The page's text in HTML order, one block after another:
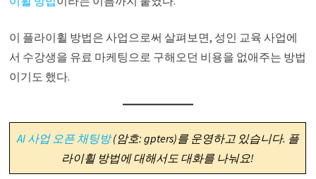
이 플라이휠 방법은 사업으로써 살펴보면, 성인 교육 사업에
서 수강생을 유료 마케팅으로 구해오던 비용을 없애주는 방법
이기도 했다.
AI 사업 오픈 채팅방(암호: gpters)를 운영하고 있습니다. 플
라이휠 방법에 대해서도 대화를 나눠요!